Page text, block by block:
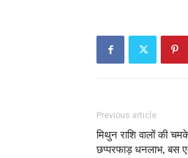
Previous article
मिथुन राशि वालों की
छप्परफाड़ धनलाभ, बस